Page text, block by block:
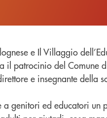
e Il Villaggio
il patrocinio del Comune
e insegnante della
genitori ed educatori un